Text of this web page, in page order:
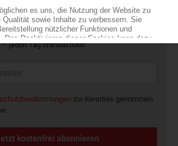
und Neuigkeiten aus der
jeden Tag brandaktuell!
zur Kenntnis genommen
kostenfrei abonnieren